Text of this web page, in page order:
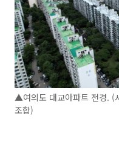
▲여의도 대교아파트 전경. (
조합)